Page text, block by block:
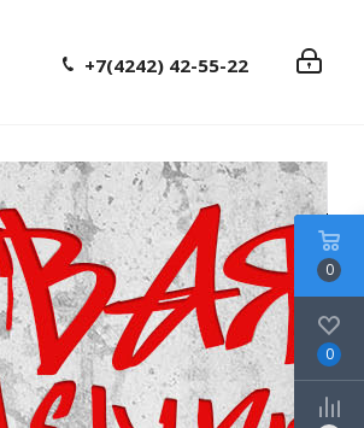
+7(4242) 42-55-22
0
0